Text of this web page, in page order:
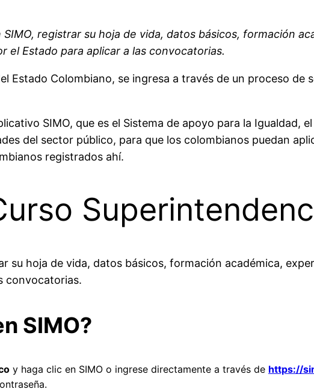
registrar su hoja de vida, datos básicos, formación
el Estado para aplicar a las convocatorias.
Estado Colombiano, se ingresa a través de un proceso de
SIMO, que es el Sistema de apoyo para la Igualdad,
del sector público, para que los colombianos puedan
registrados ahí.
su hoja de vida, datos básicos, formación académica,
convocatorias.
SIMO?
y haga clic en SIMO o ingrese directamente a través de https://